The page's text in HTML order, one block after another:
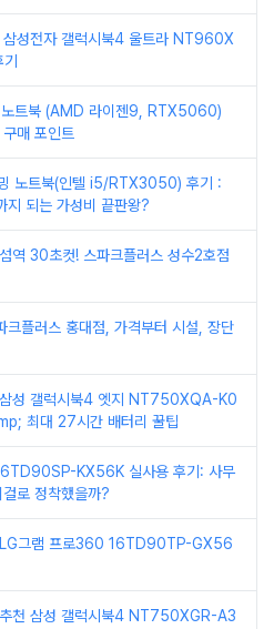
삼성전자 갤럭시북4 울트라 NT960X
노트북 (AMD 라이젠9, RTX5060)
매 포인트
노트북(인텔 i5/RTX3050) 후기 :
지 되는 가성비 끝판왕?
역 30초컷! 스파크플러스 성수2호점
크플러스 홍대점, 가격부터 시설, 장단
삼성 갤럭시북4 엣지 NT750XQA-K0
최대 27시간 배터리 꿀팁
KX56K 실사용 후기: 사무
로 정착했을까?
LG그램 프로360 16TD90TP-GX56
천 삼성 갤럭시북4 NT750XGR-A3